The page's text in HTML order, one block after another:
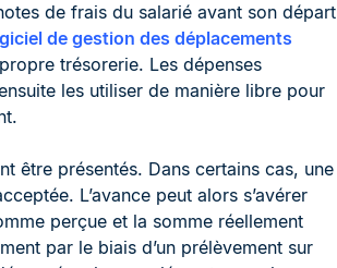
de frais du salarié avant son départ
de gestion des déplacements
trésorerie. Les dépenses
les utiliser de manière libre pour
être présentés. Dans certains cas, une
L’avance peut alors s’avérer
perçue et la somme réellement
par le biais d’un prélèvement sur